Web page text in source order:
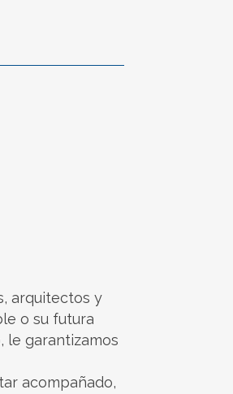
arquitectos y
o su futura
le garantizamos
acompañado,